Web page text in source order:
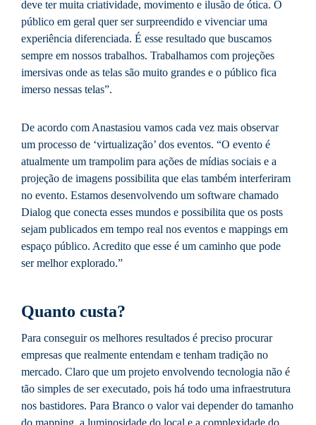
deve ter muita criatividade, movimento e ilusão de ótica. O
público em geral quer ser surpreendido e vivenciar uma
experiência diferenciada. É esse resultado que buscamos
sempre em nossos trabalhos. Trabalhamos com projeções
imersivas onde as telas são muito grandes e o público fica
imerso nessas telas”.
De acordo com Anastasiou vamos cada vez mais observar
um processo de ‘virtualização’ dos eventos. “O evento é
atualmente um trampolim para ações de mídias sociais e a
projeção de imagens possibilita que elas também interferiram
no evento. Estamos desenvolvendo um software chamado
Dialog que conecta esses mundos e possibilita que os posts
sejam publicados em tempo real nos eventos e mappings em
espaço público. Acredito que esse é um caminho que pode
ser melhor explorado.”
Quanto custa?
Para conseguir os melhores resultados é preciso procurar
empresas que realmente entendam e tenham tradição no
mercado. Claro que um projeto envolvendo tecnologia não é
tão simples de ser executado, pois há todo uma infraestrutura
nos bastidores. Para Branco o valor vai depender do tamanho